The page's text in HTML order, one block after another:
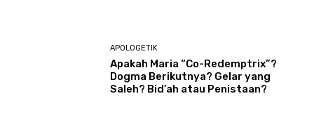
APOLOGETIK
Apakah Maria “Co-Redemptrix”?
Dogma Berikutnya? Gelar yang
Saleh? Bid’ah atau Penistaan?